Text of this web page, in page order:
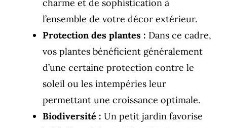
charme et de sophistication à
l’ensemble de votre décor extérieur.
Protection des plantes : Dans ce cadre,
vos plantes bénéficient généralement
d’une certaine protection contre le
soleil ou les intempéries leur
permettant une croissance optimale.
Biodiversité : Un petit jardin favorise